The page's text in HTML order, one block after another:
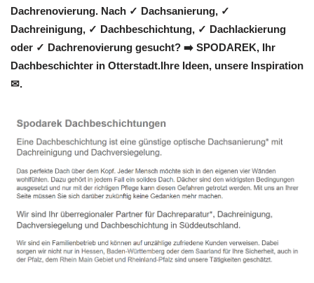
Dachrenovierung. Nach ✓ Dachsanierung, ✓
Dachreinigung, ✓ Dachbeschichtung, ✓ Dachlackierung
oder ✓ Dachrenovierung gesucht? ➡️ SPODAREK, Ihr
Dachbeschichter in Otterstadt.Ihre Ideen, unsere Inspiration
✉.